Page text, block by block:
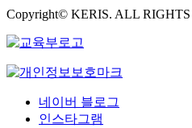
Copyright© KERIS. ALL RIGHTS
네이버 블로그
인스타그램